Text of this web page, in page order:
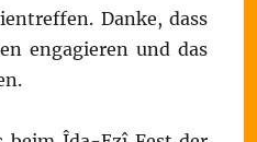
Danke, dass
engagieren und das